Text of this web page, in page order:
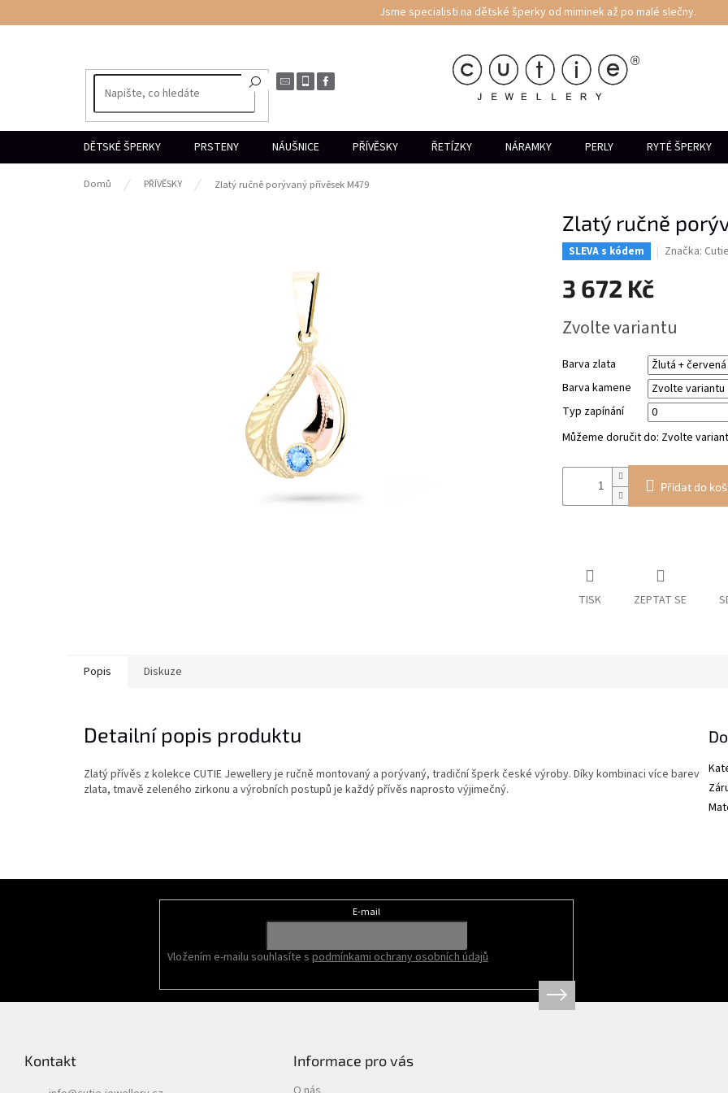
na
Jsme specialisti na dětské šperky od miminek až po malé slečny.
DĚTSKÉ ŠPERKY PRSTENY NÁUŠNICE PŘÍVĚSKY ŘETÍZKY NÁRAMKY PERLY RYTÉ ŠPERKY
Domů PŘÍVĚSKY Zlatý ručně porývaný přívěsek M479
Zlatý ručně
SLEVA s kódem Značka:
3 672 Kč
cena:
Zvolte variantu
Barva zlata
Barva kamene
Typ zapínání
Můžeme doručit do: Zvolte
Přidat do
TISK ZEPTAT SE
Popis Diskuze
Detailní popis produktu
Zlatý přívěs z kolekce CUTIE Jewellery je ručně montovaný a porývaný, tradiční šperk české výroby. Díky kombinaci více barev
zlata, tmavě zeleného zirkonu a výrobních postupů je každý přívěs naprosto výjimečný.
E-mail
Vložením e-mailu souhlasíte s podmínkami ochrany osobních údajů
Kontakt Informace pro vás